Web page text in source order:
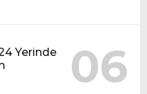
Yerinde
06